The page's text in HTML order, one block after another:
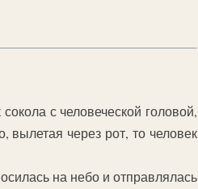
с человеческой головой,
вылетая через рот, то человек
на небо и отправлялась